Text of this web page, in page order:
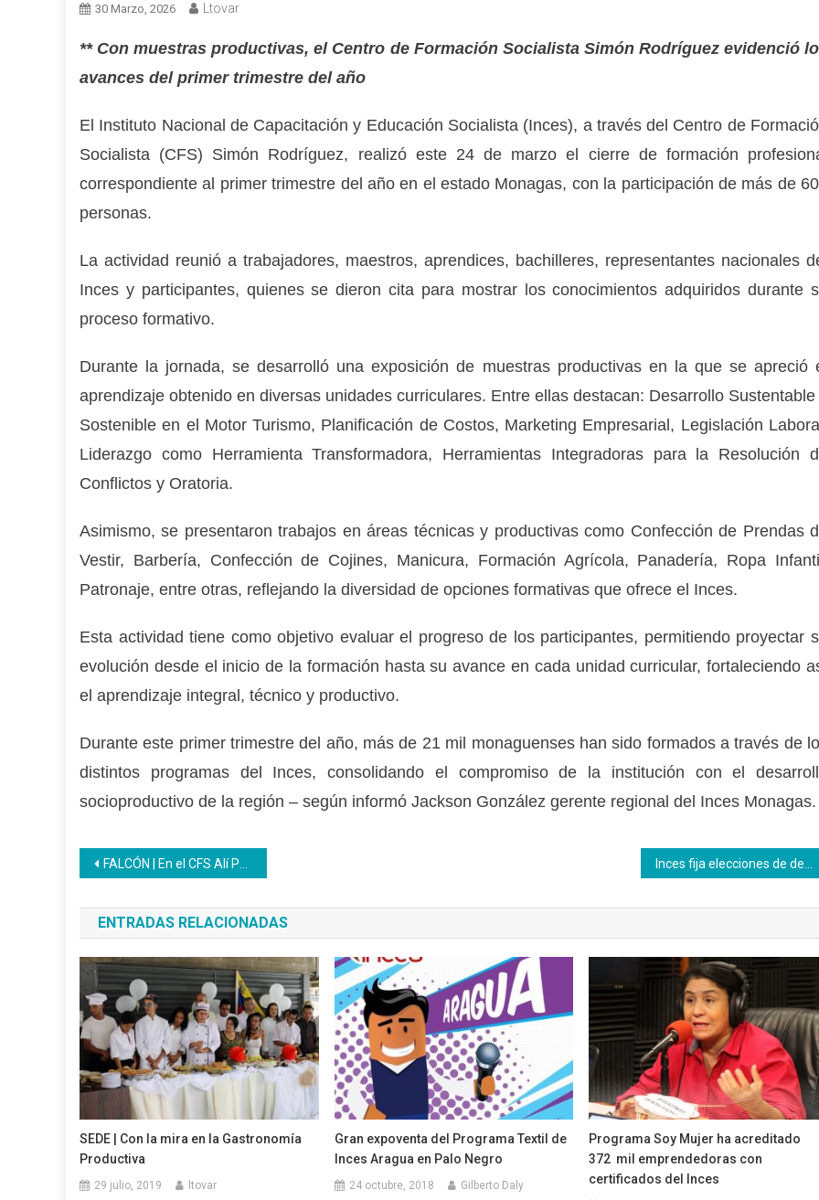
30 Marzo, 2026 Ltovar
** Con muestras productivas, el Centro de Formación Socialista Simón Rodríguez evidenció
avances del primer trimestre del año
El Instituto Nacional de Capacitación y Educación Socialista (Inces), a través del Centro de
Socialista (CFS) Simón Rodríguez, realizó este 24 de marzo el cierre de formación
correspondiente al primer trimestre del año en el estado Monagas, con la participación de más de
personas.
La actividad reunió a trabajadores, maestros, aprendices, bachilleres, representantes nacionales
Inces y participantes, quienes se dieron cita para mostrar los conocimientos adquiridos durante
proceso formativo.
Durante la jornada, se desarrolló una exposición de muestras productivas en la que se apreció
aprendizaje obtenido en diversas unidades curriculares. Entre ellas destacan: Desarrollo Sustentable
Sostenible en el Motor Turismo, Planificación de Costos, Marketing Empresarial, Legislación
Liderazgo como Herramienta Transformadora, Herramientas Integradoras para la Resolución
Conflictos y Oratoria.
Asimismo, se presentaron trabajos en áreas técnicas y productivas como Confección de Prendas
Vestir, Barbería, Confección de Cojines, Manicura, Formación Agrícola, Panadería, Ropa
Patronaje, entre otras, reflejando la diversidad de opciones formativas que ofrece el Inces.
Esta actividad tiene como objetivo evaluar el progreso de los participantes, permitiendo proyectar
evolución desde el inicio de la formación hasta su avance en cada unidad curricular, fortaleciendo
el aprendizaje integral, técnico y productivo.
Durante este primer trimestre del año, más de 21 mil monaguenses han sido formados a través de
distintos programas del Inces, consolidando el compromiso de la institución con el
socioproductivo de la región – según informó Jackson González gerente regional del Inces Monagas.
Navegación
de
entradas
FALCÓN | En el CFS Alí Primera 80 jóvenes se forman para fortalecer el motor industrial Inces fija elecciones de delegados de prevención para abril
ENTRADAS RELACIONADAS
SEDE | Con la mira en la Gastronomía
Productiva
29 julio, 2019 ltovar
Gran expoventa del Programa Textil de
Inces Aragua en Palo Negro
24 octubre, 2018 Gilberto Daly
Programa Soy Mujer ha acreditado
372 mil emprendedoras con
certificados del Inces